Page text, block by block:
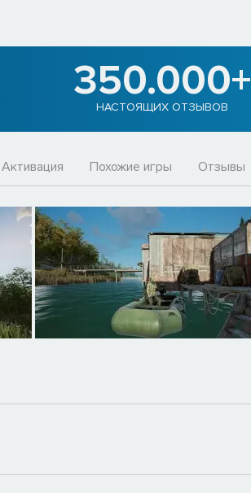
350.000+
НАСТОЯЩИХ ОТЗЫВОВ
Активация Похожие игры Отзывы